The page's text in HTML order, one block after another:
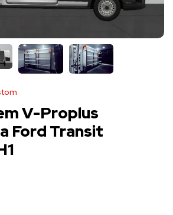
V-Proplus
Ford Transit